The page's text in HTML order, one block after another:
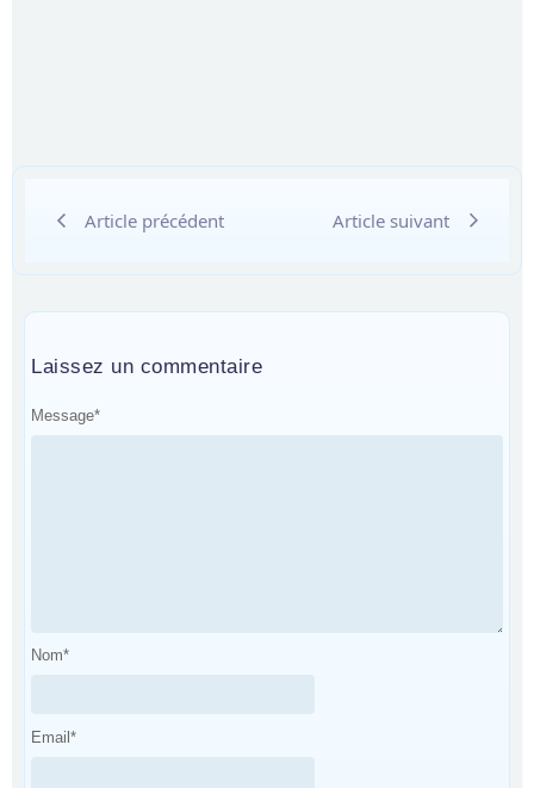
Article précédent Article suivant
Laissez un commentaire
Message*
Nom*
Email*